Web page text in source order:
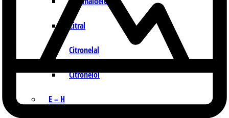
Citral
Citronelal
Citronelol
E – H